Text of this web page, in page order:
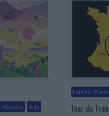
Histoire Arts
Loisirs -
Tour de